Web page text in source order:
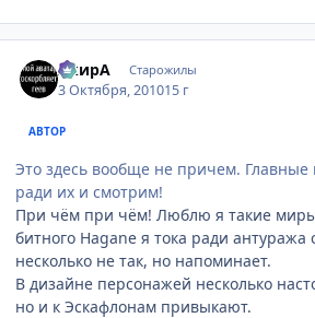
АкирА Старожилы
3 Октября, 201015 г
АВТОР
Это здесь вообще не причем. Главные
ради их и смотрим!
При чём при чём! Люблю я такие
битного Hagane я тока ради антуража
несколько не так, но напоминает.
В дизайне персонажей несколько
но и к Эскафлонам привыкают.